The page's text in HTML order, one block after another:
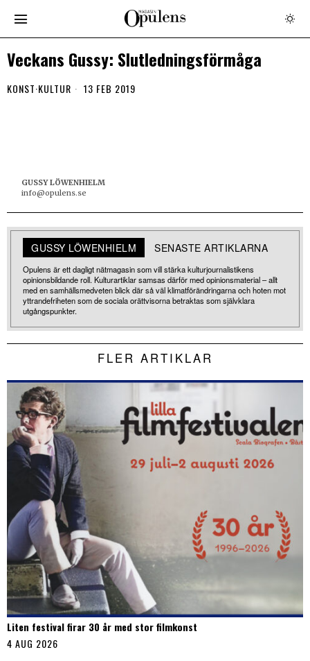
Veckans Gussy: Slutledningsförmåga
KONST·KULTUR 13 FEB 2019
GUSSY LÖWENHIELM
info@opulens.se
GUSSY LÖWENHIELM SENASTE ARTIKLARNA
Opulens är ett dagligt nätmagasin som vill stärka kulturjournalistikens
opinionsbildande roll. Kulturartiklar samsas därför med opinionsmaterial – allt
med en samhällsmedveten blick där så väl klimatförändringarna och hoten mot
yttrandefriheten som de sociala orättvisorna betraktas som självklara
utgångspunkter.
FLER ARTIKLAR
Liten festival firar 30 år med stor filmkonst
4 AUG 2026